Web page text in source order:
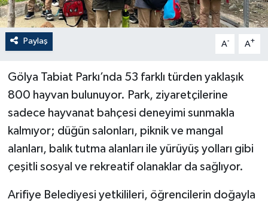
Paylaş A- A+
Gölya Tabiat Parkı’nda 53 farklı türden yaklaşık
800 hayvan bulunuyor. Park, ziyaretçilerine
sadece hayvanat bahçesi deneyimi sunmakla
kalmıyor; düğün salonları, piknik ve mangal
alanları, balık tutma alanları ile yürüyüş yolları gibi
çeşitli sosyal ve rekreatif olanaklar da sağlıyor.
Arifiye Belediyesi yetkilileri, öğrencilerin doğayla